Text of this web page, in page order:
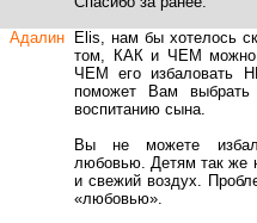
Адалин Elis, нам бы хотелось
том, КАК и ЧЕМ можно
ЧЕМ его избаловать
поможет Вам
воспитанию сына.
Вы не можете
любовью. Детям так же
и свежий воздух.
«любовью».